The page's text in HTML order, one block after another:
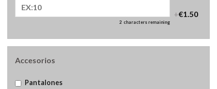
2 characters remaining
+€1.50
Accesorios
Pantalones